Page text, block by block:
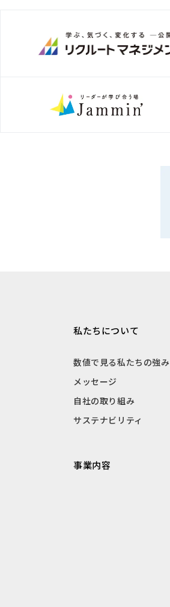
私たちについて
数値で見る私たちの強み
メッセージ
自社の取り組み
サステナビリティ
事業内容